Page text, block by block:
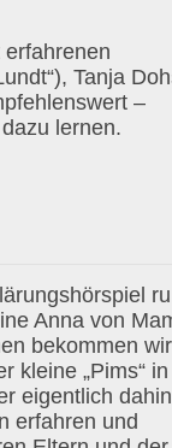
Tanja
–
lernen.
Anna von
bekommen
kleine „Pims“ in
eigentlich dahin
erfahren und